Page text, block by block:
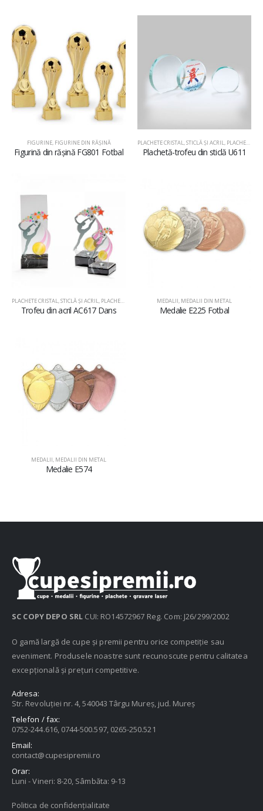
FIGURINE, FIGURINE DIN RĂŞINĂ
Figurină din rășină FG801 Fotbal
PLACHETE CRISTAL, STICLĂ ŞI ACRIL, PLACHETE DIN STICLĂ
Plachetă-trofeu din sticlă U611
PLACHETE CRISTAL, STICLĂ ŞI ACRIL, PLACHETE DIN ACRIL
Trofeu din acril AC617 Dans
MEDALII, MEDALII DIN METAL
Medalie E225 Fotbal
MEDALII, MEDALII DIN METAL
Medalie E574
SC COPY DEPO SRL CUI: RO14572967 Reg. Com: J26/299/2002
O gamă largă de cupe și premii pentru orice competiție sau
eveniment. Produsele noastre sunt recunoscute pentru calitatea
excepțională și prețuri competitive.
Adresa:
Str. Revoluției nr. 4, 540043 Târgu Mureș, jud. Mureș
Telefon / fax:
0752-244.616, 0744-500.597, 0265-250.521
Email:
contact@cupesipremii.ro
Orar:
Luni - Vineri: 8-20, Sâmbăta: 9-13
Politica de confidențialitate